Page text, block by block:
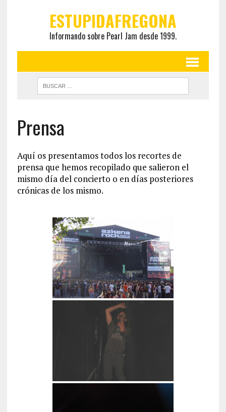
ESTUPIDAFREGONA
Informando sobre Pearl Jam desde 1999.
Prensa
Aquí os presentamos todos los recortes de
prensa que hemos recopilado que salieron el
mismo día del concierto o en días posteriores
crónicas de los mismo.